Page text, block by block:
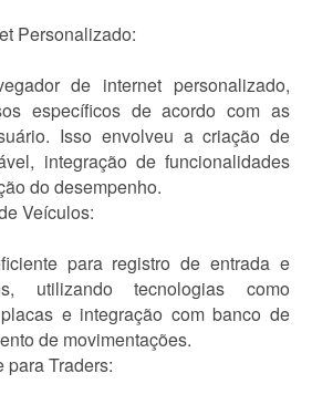
Personalizado:
de internet personalizado,
específicos de acordo com as
Isso envolveu a criação de
integração de funcionalidades
do desempenho.
Veículos:
para registro de entrada e
utilizando tecnologias como
e integração com banco de
de movimentações.
para Traders: